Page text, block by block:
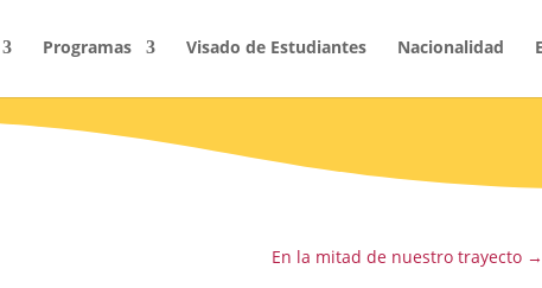
Programas Visado de Estudiantes Nacionalidad
En la mitad de nuestro trayecto→